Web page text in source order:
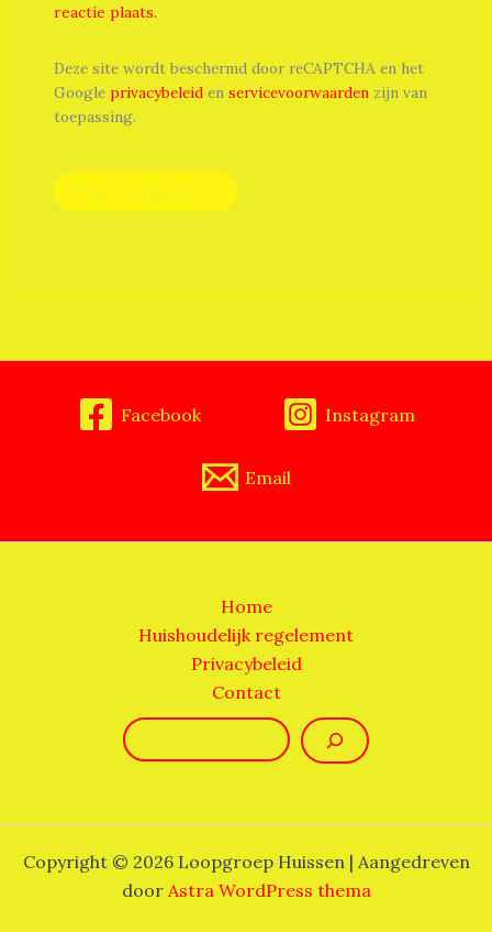
reactie plaats.
Deze site wordt beschermd door reCAPTCHA en het
Google privacybeleiden servicevoorwaardenzijn van
toepassing.
Facebook Instagram
Email
Home
Huishoudelijk regelement
Privacybeleid
Contact
Zoeken
Copyright © 2026 Loopgroep Huissen | Aangedreven
door Astra WordPress thema